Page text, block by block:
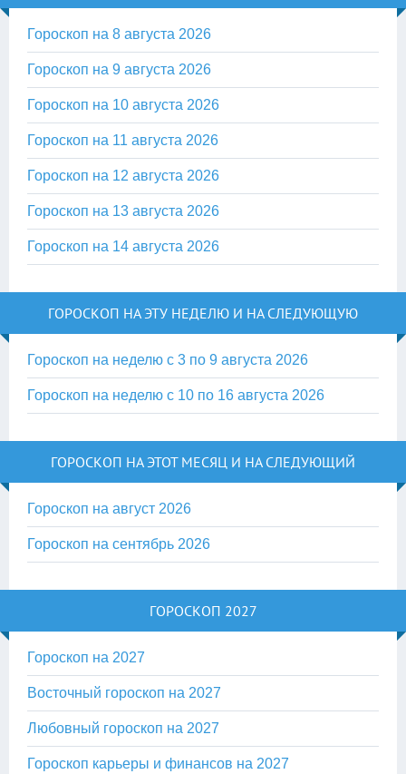
Гороскоп на 8 августа 2026
Гороскоп на 9 августа 2026
Гороскоп на 10 августа 2026
Гороскоп на 11 августа 2026
Гороскоп на 12 августа 2026
Гороскоп на 13 августа 2026
Гороскоп на 14 августа 2026
ГОРОСКОП НА ЭТУ НЕДЕЛЮ И НА СЛЕДУЮЩУЮ
Гороскоп на неделю с 3 по 9 августа 2026
Гороскоп на неделю с 10 по 16 августа 2026
ГОРОСКОП НА ЭТОТ МЕСЯЦ И НА СЛЕДУЮЩИЙ
Гороскоп на август 2026
Гороскоп на сентябрь 2026
ГОРОСКОП 2027
Гороскоп на 2027
Восточный гороскоп на 2027
Любовный гороскоп на 2027
Гороскоп карьеры и финансов на 2027